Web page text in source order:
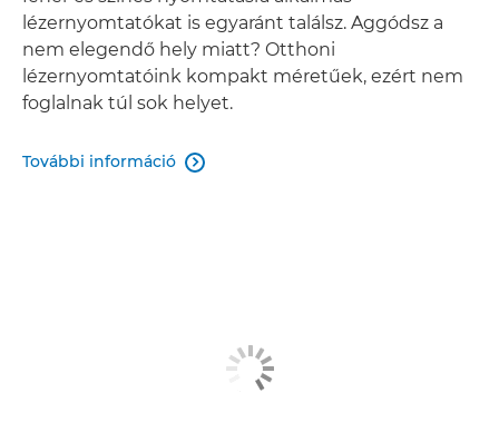
lézernyomtatókat is egyaránt találsz. Aggódsz a
nem elegendő hely miatt? Otthoni
lézernyomtatóink kompakt méretűek, ezért nem
foglalnak túl sok helyet.
További információ 